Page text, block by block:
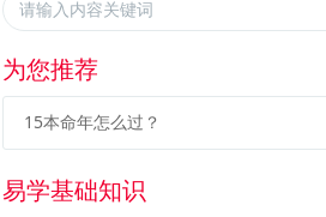
为您推荐
15本命年怎么过？
易学基础知识